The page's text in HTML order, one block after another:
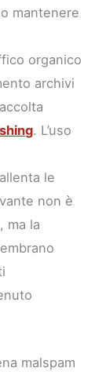
mantenere
organico
archivi
. L’uso
le
non è
ma la
malspam